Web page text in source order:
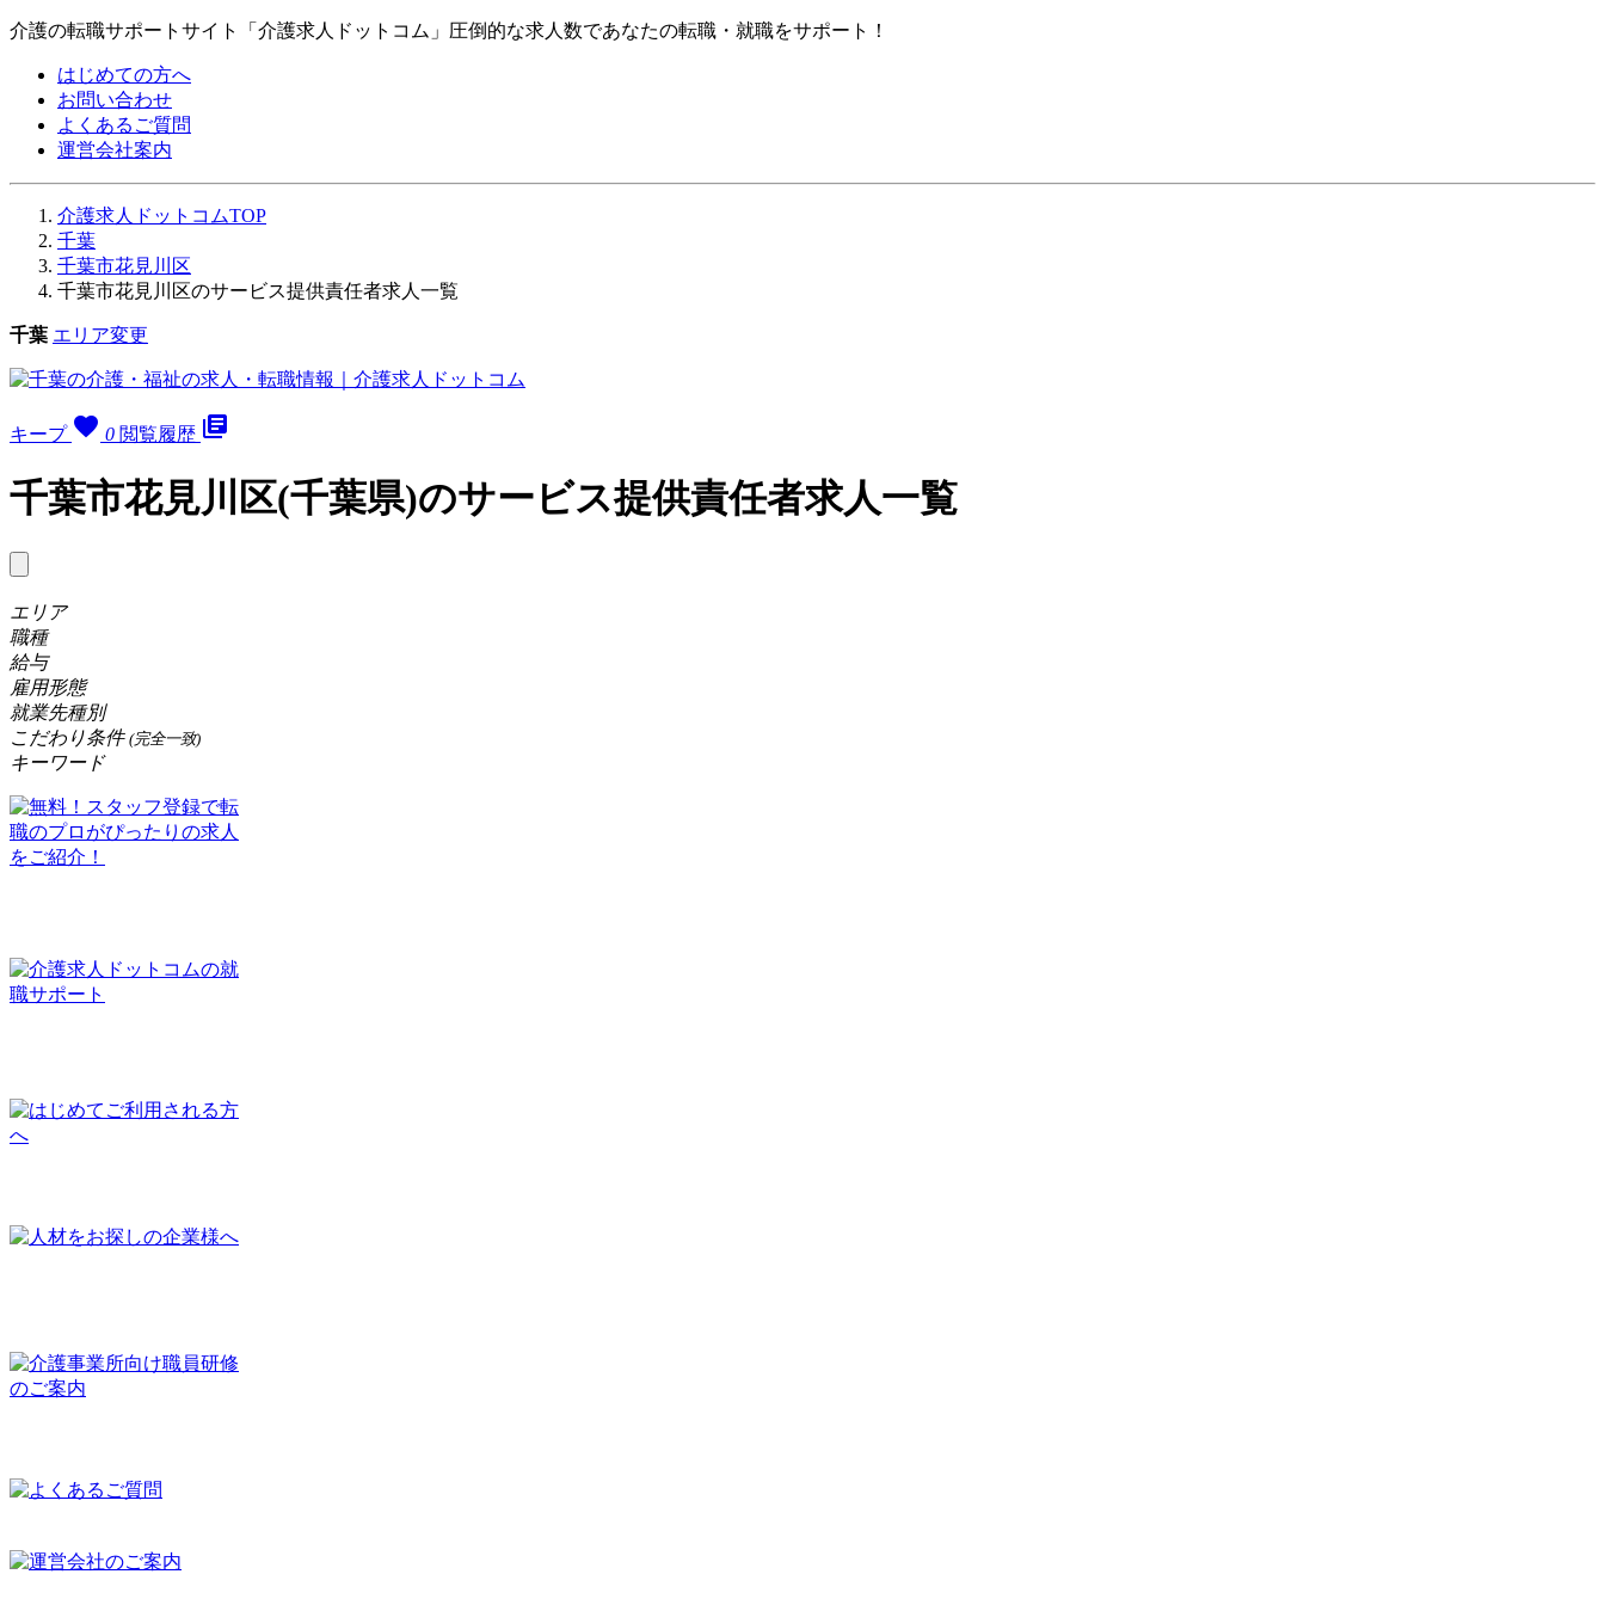
介護の転職サポートサイト「介護求人ドットコム」圧倒的な求人数であなたの転職・就職をサポート！
はじめての方へ
お問い合わせ
よくあるご質問
運営会社案内
介護求人ドットコムTOP
千葉
千葉市花見川区
千葉市花見川区のサービス提供責任者求人一覧
千葉 エリア変更
キープ favorite 0 閲覧履歴 library_books
千葉市花見川区(千葉県)のサービス提供責任者求人一覧
エリア
職種
給与
雇用形態
就業先種別
こだわり条件 (完全一致)
キーワード